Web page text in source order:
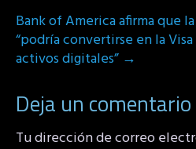
Bank of America afirma que
“podría convertirse en la
activos digitales” →
Deja un comentario
Tu dirección de correo